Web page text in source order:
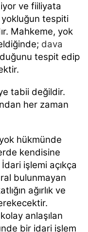
ve fiiliyata
tespiti
Mahkeme, yok
dava
tespit edip
tabii değildir.
her zaman
hükmünde
kendisine
işlemi açıkça
bulunmayan
ağırlık ve
anlaşılan
bir idari işlem